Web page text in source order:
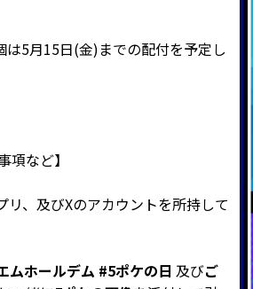
5月15日(金)までの配付を予定し
項など】
リ、及びXのアカウントを所持して
ムホールデム #5ポケの日 及びご